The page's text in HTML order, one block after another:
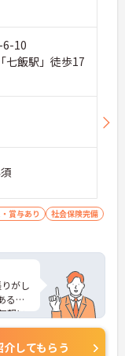
6-10
七飯駅」徒歩17
賞与あり
社会保険完備
がし
る方
軽に
介してもらう